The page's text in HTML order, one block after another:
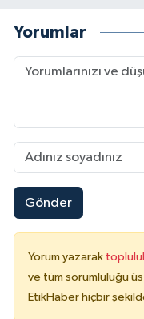
Yorumlar
Gönder
Yorum yazarak
ve tüm sorumluluğu
EtikHaber hiçbir